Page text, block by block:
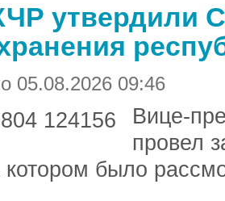
утвердили
05.08.2026 09:46
Вице-
провел
котором было